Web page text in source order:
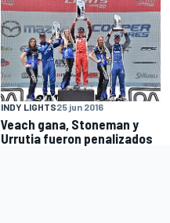
INDY LIGHTS25 jun 2016
Veach gana, Stoneman y
Urrutia fueron penalizados